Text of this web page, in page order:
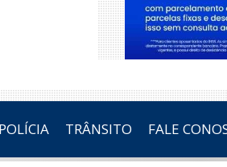
POLÍCIA TRÂNSITO FALE